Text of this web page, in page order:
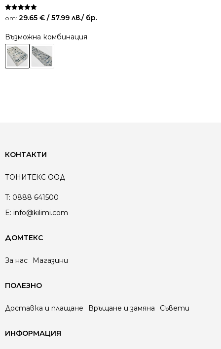
Оценено на
5.00
от: 29.65 € / 57.99 лв./ бр.
Възможна комбинация
КОНТАКТИ
ТОНИТЕКС ООД
T: 0888 641500
E: info@kilimi.com
ДОМТЕКС
За нас Магазини
ПОЛЕЗНО
Доставка и плащане Връщане и замяна Съвети
ИНФОРМАЦИЯ